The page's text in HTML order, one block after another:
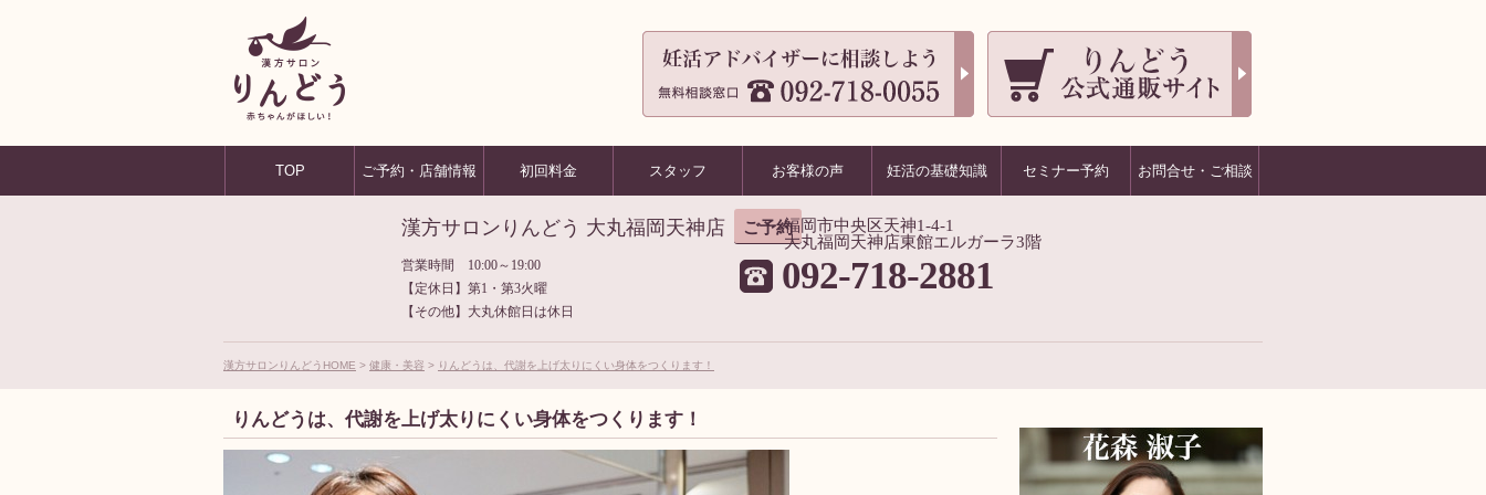
TOP ご予約・店舗情報 初回料金 スタッフ お客様の声 妊活の基礎知識 セミナー予約 お問合せ・ご相談
漢方サロンりんどう 大丸福岡天神店 ご予約
営業時間 10:00～19:00
【定休日】第1・第3火曜
【その他】大丸休館日は休日
福岡市中央区天神1-4-1
大丸福岡天神店東館エルガーラ3階
092-718-2881
漢方サロンりんどうHOME 健康・美容 りんどうは、代謝を上げ太りにくい身体をつくります！
りんどうは、代謝を上げ太りにくい身体をつくります！